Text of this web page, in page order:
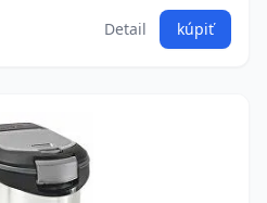
Detail kúpiť